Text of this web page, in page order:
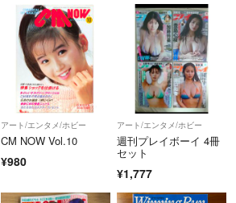
アート/エンタメ/ホビー
CM NOW Vol.10
¥980
アート/エンタメ/ホビー
週刊プレイボーイ 4冊
セット
¥1,777